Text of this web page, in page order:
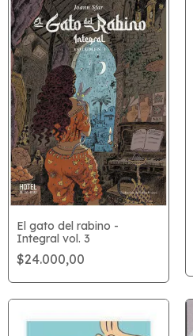
El gato del rabino -
Integral vol. 3
$24.000,00